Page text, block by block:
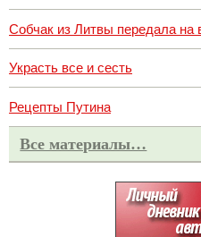
Собчак из Литвы передала на
Украсть все и сесть
Рецепты Путина
Все материалы…